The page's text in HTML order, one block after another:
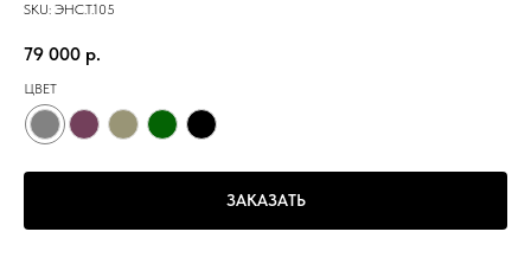
SKU: ЭНС.Т.105
79 000 р.
ЦВЕТ
ЗАКАЗАТЬ